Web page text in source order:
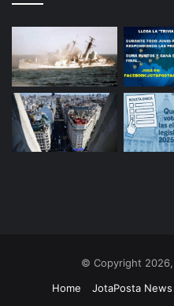
© Copyright 2026,
Home
JotaPosta News